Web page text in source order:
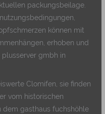
packungsbeilage.
können mit
erhoben und
gmbh in
Clomifen, sie finden
vom historischen
gasthaus fuchshöhle